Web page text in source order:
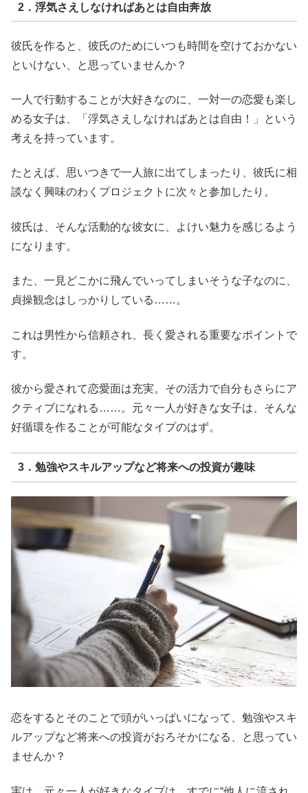
2．浮気さえしなければあとは自由奔放
彼氏を作ると、彼氏のためにいつも時間を空けておかない
といけない、と思っていませんか？
一人で行動することが大好きなのに、一対一の恋愛も楽し
める女子は、「浮気さえしなければあとは自由！」という
考えを持っています。
たとえば、思いつきで一人旅に出てしまったり、彼氏に相
談なく興味のわくプロジェクトに次々と参加したり。
彼氏は、そんな活動的な彼女に、よけい魅力を感じるよう
になります。
また、一見どこかに飛んでいってしまいそうな子なのに、
貞操観念はしっかりしている……。
これは男性から信頼され、長く愛される重要なポイントで
す。
彼から愛されて恋愛面は充実。その活力で自分もさらにア
クティブになれる……。元々一人が好きな女子は、そんな
好循環を作ることが可能なタイプのはず。
3．勉強やスキルアップなど将来への投資が趣味
恋をするとそのことで頭がいっぱいになって、勉強やスキ
ルアップなど将来への投資がおろそかになる、と思ってい
ませんか？